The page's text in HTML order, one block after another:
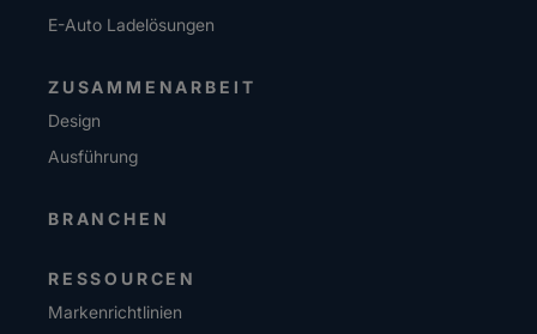
E-Auto Ladelösungen
ZUSAMMENARBEIT
Design
Ausführung
BRANCHEN
RESSOURCEN
Markenrichtlinien